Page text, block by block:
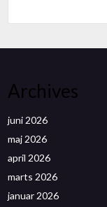
Archives
juni 2026
maj 2026
april 2026
marts 2026
januar 2026